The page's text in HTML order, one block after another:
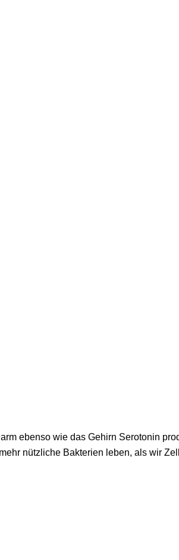
eben­so wie das Gehirn Sero­to­nin
nütz­li­che Bak­te­ri­en leben, als wir